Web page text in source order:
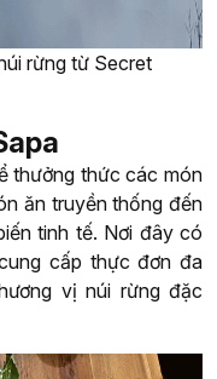
rừng từ Secret
thưởng thức các món
ăn truyền thống đến
tinh tế. Nơi đây có
cấp thực đơn đa
vị núi rừng đặc